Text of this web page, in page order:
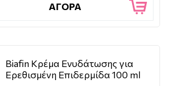
ΑΓΟΡΑ
Biafin Κρέμα Ενυδάτωσης για
Ερεθισμένη Επιδερμίδα 100 ml